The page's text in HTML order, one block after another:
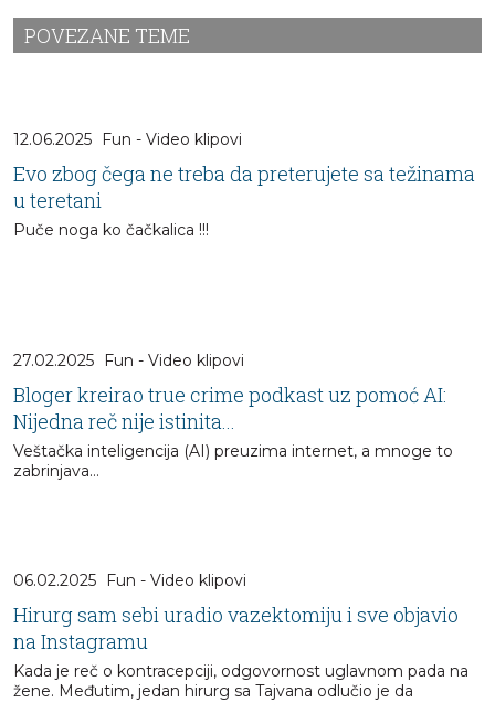
POVEZANE TEME
12.06.2025 Fun - Video klipovi
Evo zbog čega ne treba da preterujete sa težinama
u teretani
Puče noga ko čačkalica !!!
27.02.2025 Fun - Video klipovi
Bloger kreirao true crime podkast uz pomoć AI:
Nijedna reč nije istinita...
Veštačka inteligencija (AI) preuzima internet, a mnoge to
zabrinjava…
06.02.2025 Fun - Video klipovi
Hirurg sam sebi uradio vazektomiju i sve objavio
na Instagramu
Kada je reč o kontracepciji, odgovornost uglavnom pada na
žene. Međutim, jedan hirurg sa Tajvana odlučio je da